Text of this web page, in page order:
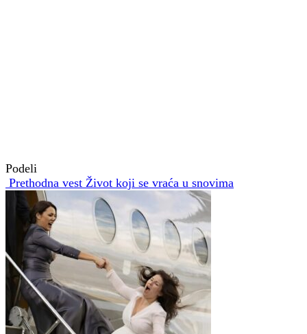
Podeli
Prethodna vest Život koji se vraća u snovima